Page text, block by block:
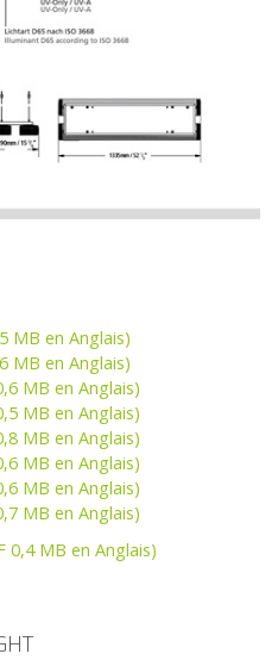
MB en Anglais)
MB en Anglais)
MB en Anglais)
MB en Anglais)
MB en Anglais)
MB en Anglais)
MB en Anglais)
MB en Anglais)
0,4 MB en Anglais)